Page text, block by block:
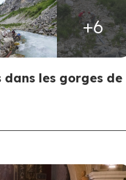
+6
dans les gorges de